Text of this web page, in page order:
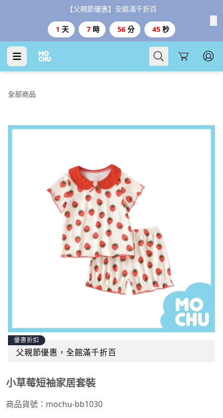
【父親節優惠】全館滿千折百
1 天 7 時 56 分 44 秒
Cart
全部商品
優惠折扣
父親節優惠，全館滿千折百
小草莓短袖家居套裝
商品貨號： mochu-bb1030